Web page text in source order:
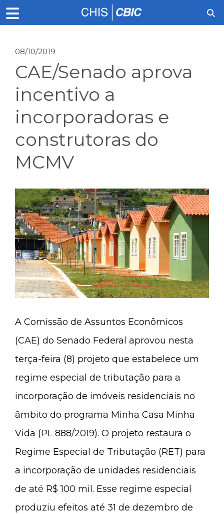
08/10/2019
CAE/Senado aprova
incentivo a
incorporadoras e
construtoras do
MCMV
A Comissão de Assuntos Econômicos
(CAE) do Senado Federal aprovou nesta
terça-feira (8) projeto que estabelece um
regime especial de tributação para a
incorporação de imóveis residenciais no
âmbito do programa Minha Casa Minha
Vida (PL 888/2019). O projeto restaura o
Regime Especial de Tributação (RET) para
a incorporação de unidades residenciais
de até R$ 100 mil. Esse regime especial
produziu efeitos até 31 de dezembro de